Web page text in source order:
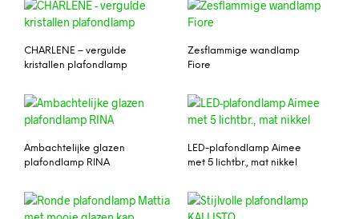
CHARLENE – vergulde
kristallen plafondlamp
Zesflammige wandlamp
Fiore
Ambachtelijke glazen
plafondlamp RINA
LED-plafondlamp Aimee
met 5 lichtbr., mat nikkel